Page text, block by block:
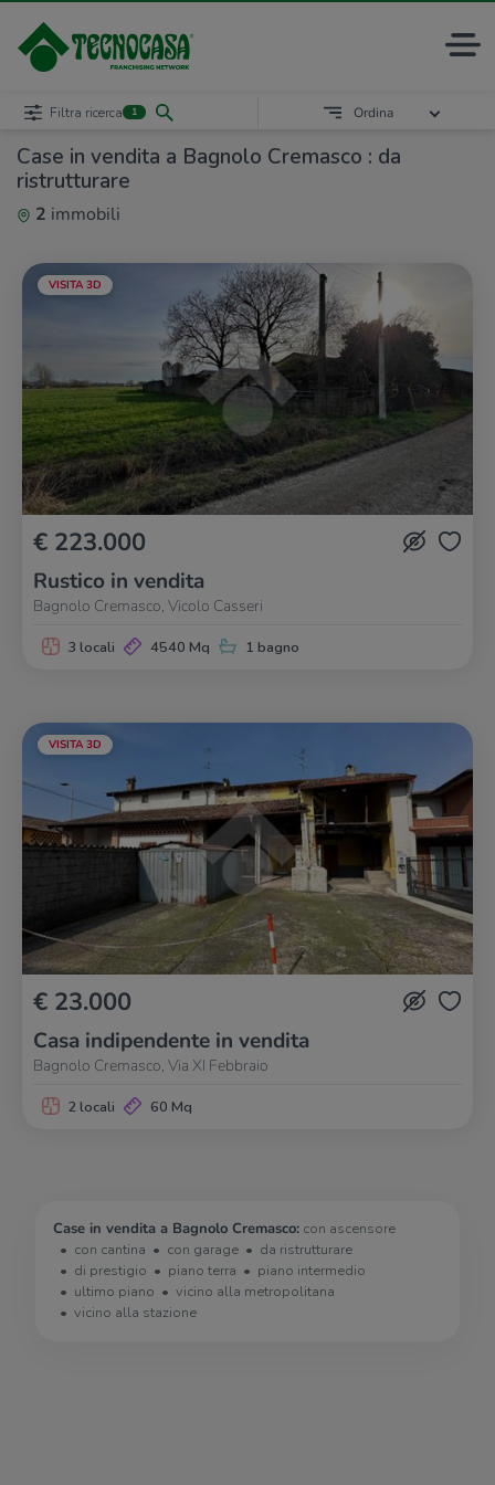
Case in vendita a Bagnolo Cremasco : da
ristrutturare
2 immobili
Filtra ricerca 1 Ordina
VISITA 3D
€ 223.000
Rustico in vendita
Bagnolo Cremasco, Vicolo Casseri
3 locali 4540 Mq 1 bagno
VISITA 3D
€ 23.000
Casa indipendente in vendita
Bagnolo Cremasco, Via XI Febbraio
2 locali 60 Mq
Case in vendita a Bagnolo Cremasco: con ascensore
con cantina
con garage
da ristrutturare
di prestigio
piano terra
piano intermedio
ultimo piano
vicino alla metropolitana
vicino alla stazione